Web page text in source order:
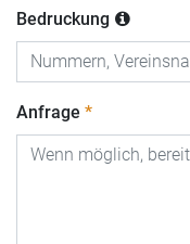
Bedruckung
Anfrage